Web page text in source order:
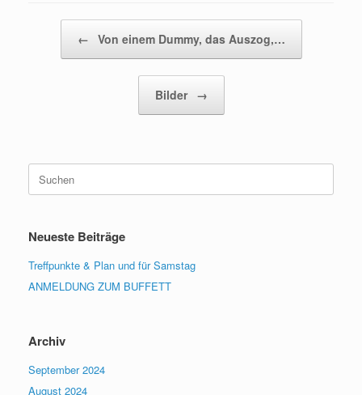
← Von einem Dummy, das Auszog,…
Bilder →
Suchen
nach:
Neueste Beiträge
Treffpunkte & Plan und für Samstag
ANMELDUNG ZUM BUFFETT
Archiv
September 2024
August 2024